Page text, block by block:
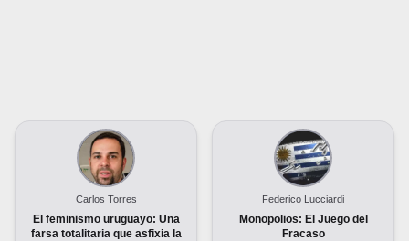
Carlos Torres
El feminismo uruguayo: Una
farsa totalitaria que asfixia la
Federico Lucciardi
Monopolios: El Juego del
Fracaso